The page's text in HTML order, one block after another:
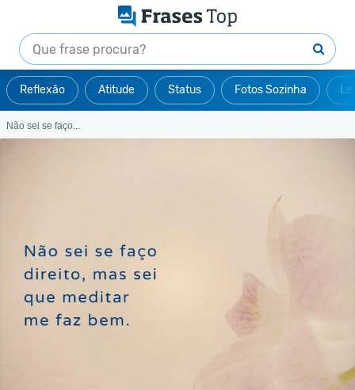
Reflexão Atitude Status Fotos Sozinha
Não sei se faço...